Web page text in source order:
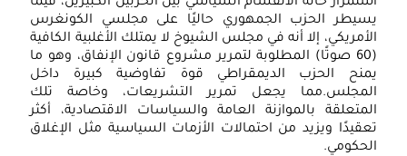
الحزب الجمهوري حاليًا على مجلسي الكونغرس
إلا أنه في مجلس الشيوخ لا يمتلك الأغلبية الكافية
(60 صوتًا) المطلوبة لتمرير مشروع قانون الإنفاق، وهو ما
الحزب الديمقراطي قوة تفاوضية كبيرة داخل
يجعل تمرير التشريعات، وخاصة تلك
بالموازنة العامة والسياسات الاقتصادية، أكثر
ويزيد من احتمالات الأزمات السياسية مثل الإغلاق